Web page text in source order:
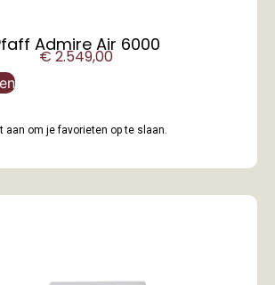
Admire Air 6000
€2.549,00
aan om je favorieten op te slaan.